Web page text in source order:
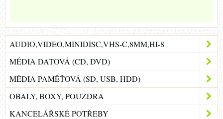
AUDIO,VIDEO,MINIDISC,VHS-C,8MM,HI-8
MÉDIA DATOVÁ (CD, DVD)
MÉDIA PAMĚŤOVÁ (SD, USB, HDD)
OBALY, BOXY, POUZDRA
KANCELÁŘSKÉ POTŘEBY